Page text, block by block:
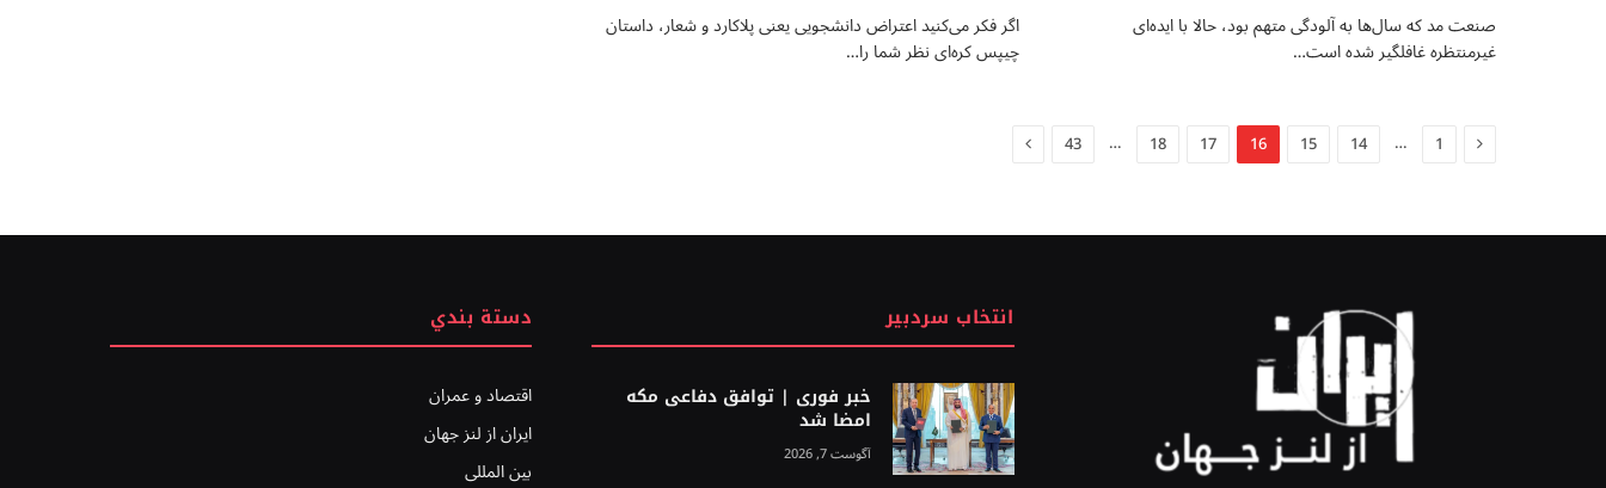
صنعت مد که سال‌ها به آلودگی متهم بود، حالا با ایده‌ای
غیرمنتظره غافلگیر شده است…
اگر فکر می‌کنید اعتراض دانشجویی یعنی پلاکارد و شعار، داستان
چیپس كره‌ای نظر شما را…
Previous
1
…
14
15
16
17
18
…
43
Next
انتخاب سردبیر
خبر فوری | توافق دفاعی مکه
امضا شد
آگوست 7, 2026
دستة بندي
اقتصاد و عمران
ایران از لنز جهان
بين المللى